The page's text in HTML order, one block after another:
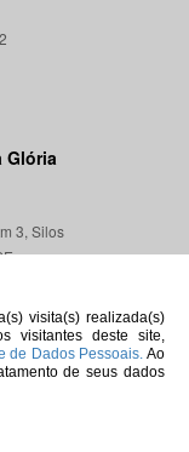
visita(s) realizada(s)
visitantes deste site,
de Dados Pessoais. Ao
de seus dados
Glória
3, Silos